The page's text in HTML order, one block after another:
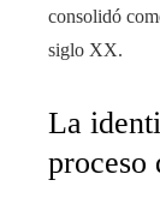
consolidó
siglo XX.
La
proceso